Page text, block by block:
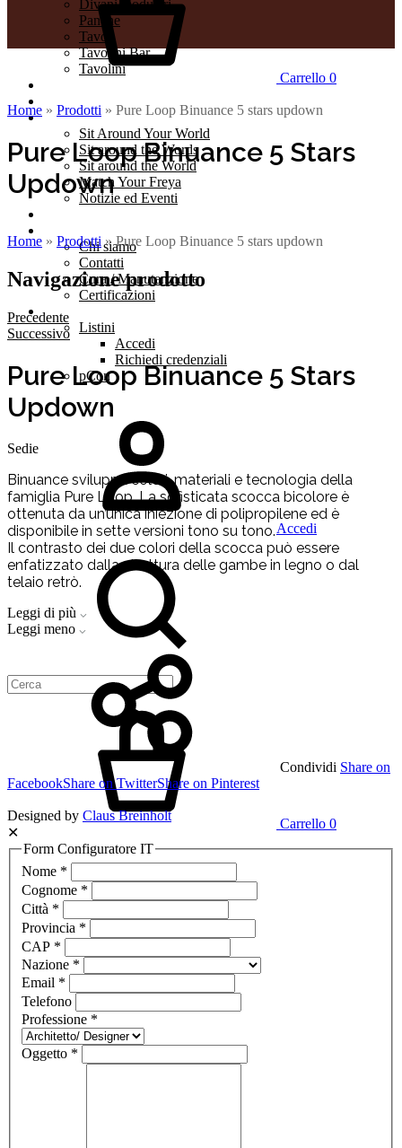
Divani modulari
Panche
Tavoli
Tavolini Bar
Tavolini
Journal
Sit Around Your World
Sit around the Words
Sit around the World
Match Your Freya
Notizie ed Eventi
Chi siamo
Contatti
Cura / Manutenzione
Certificazioni
Professionisti
Listini
Accedi
Richiedi credenziali
pCon
Accedi
Carrello 0
Carrello 0
Home » Prodotti » Pure Loop Binuance 5 stars updown
Pure Loop Binuance 5 Stars
Updown
Home » Prodotti »Pure Loop Binuance 5 stars updown
Navigazione prodotto
Precedente
Successivo
Pure Loop Binuance 5 Stars
Updown
Sedie
Binuance sviluppa colori, materiali e tecnologia della
famiglia Pure Loop. La sofisticata scocca bicolore è
ottenuta da un’unica iniezione di polipropilene ed è
disponibile in sette versioni tono su tono.
Il contrasto dei due colori della scocca può essere
enfatizzato dalla struttura delle gambe in legno o dal
telaio retrò.
Leggi di più
Leggi meno
Condividi Share on
FacebookShare on TwitterShare on Pinterest
Designed by Claus Breinholt
✕
Form Configuratore IT
Nome *
Cognome *
Città *
Provincia *
CAP *
Nazione *
Email *
Telefono
Professione *
Oggetto *